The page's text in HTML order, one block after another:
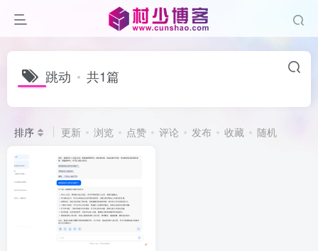
跳动 共1篇
排序 更新 浏览 点赞 评论 发布 收藏 随机